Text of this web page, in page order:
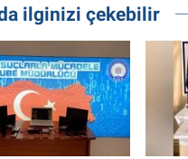
ilginizi çekebilir